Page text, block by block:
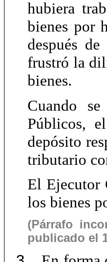
hubiera
bienes por
después
frustró la
bienes.
Cuando
Públicos,
depósito
tributario
El Ejecutor
los bienes
(Párrafo
publicado el